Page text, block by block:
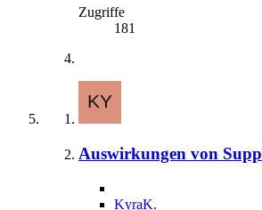
Zugriffe
181
Auswirkungen von
KyraK.